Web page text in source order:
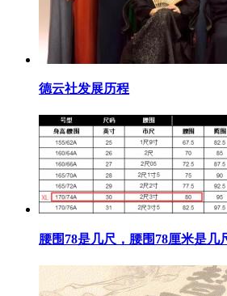
​德云社发展历程
腰围78是几尺，腰围78厘米是几